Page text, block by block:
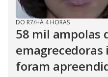
DO R7/HÁ 4 HORAS
58 mil ampolas
foram